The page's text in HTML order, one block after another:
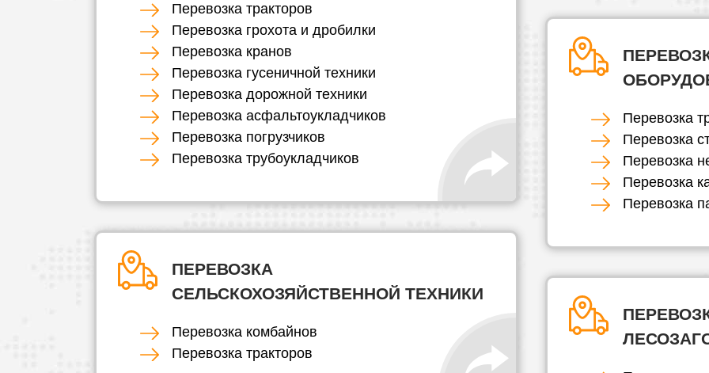
Перевозка тракторов
Перевозка грохота и дробилки
Перевозка кранов
Перевозка гусеничной техники
Перевозка дорожной техники
Перевозка асфальтоукладчиков
Перевозка погрузчиков
Перевозка трубоукладчиков
Перевозка
Перевозка
Перевозка
Перевозка
Перевозка
ПЕРЕВОЗКА
СЕЛЬСКОХОЗЯЙСТВЕННОЙ ТЕХНИКИ
Перевозка комбайнов
Перевозка тракторов